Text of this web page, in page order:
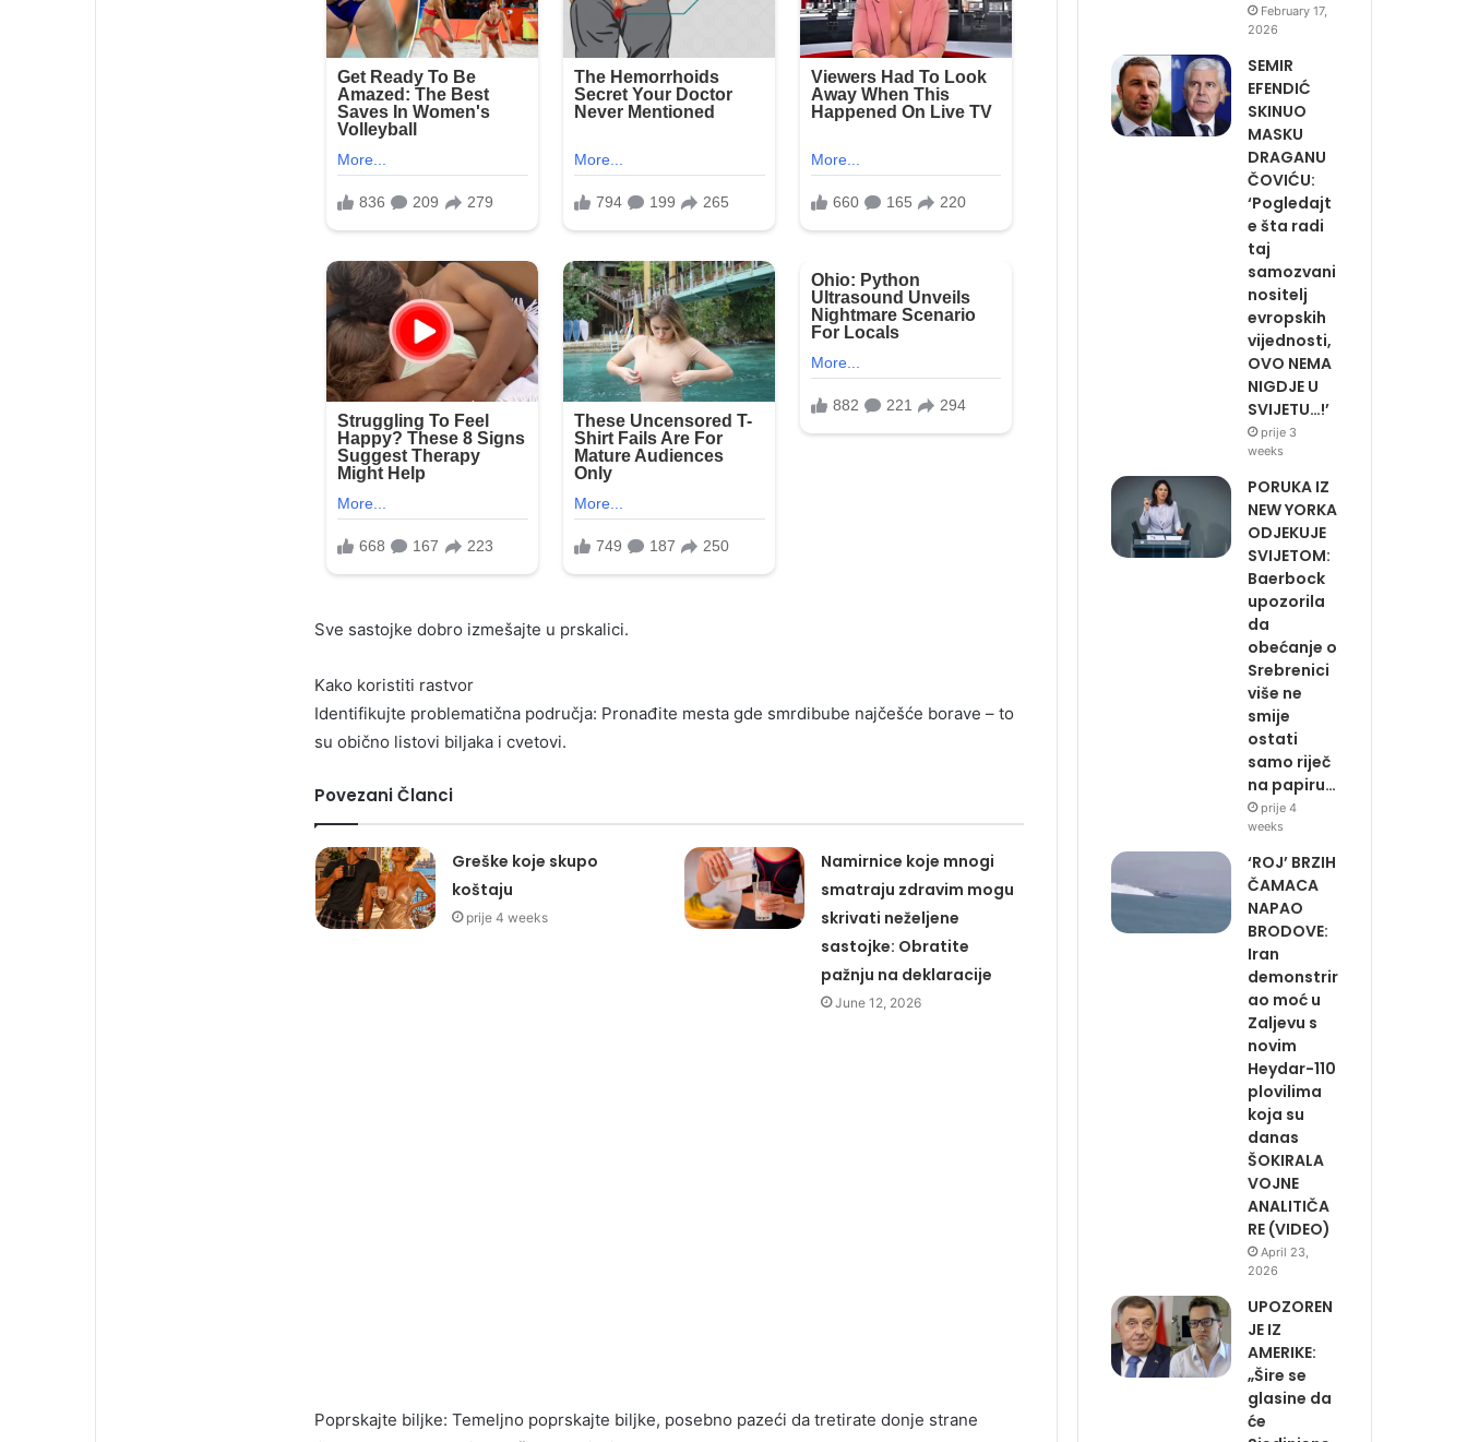
Sve sastojke dobro izmešajte u prskalici.
Kako koristiti rastvor
Identifikujte problematična područja: Pronađite mesta gde smrdibube najčešće borave – to
su obično listovi biljaka i cvetovi.
Povezani Članci
Greške koje skupo
koštaju
prije 4 weeks
Namirnice koje mnogi
smatraju zdravim mogu
skrivati neželjene
sastojke: Obratite
pažnju na deklaracije
June 12, 2026
Poprskajte biljke: Temeljno poprskajte biljke, posebno pazeći da tretirate donje strane
February 17,
2026
SEMIR
EFENDIĆ
SKINUO
MASKU
DRAGANU
ČOVIĆU:
‘Pogledajt
e šta radi
taj
samozvani
nositelj
evropskih
vijednosti,
OVO NEMA
NIGDJE U
SVIJETU…!’
prije 3
weeks
PORUKA IZ
NEW YORKA
ODJEKUJE
SVIJETOM:
Baerbock
upozorila
da
obećanje o
Srebrenici
više ne
smije
ostati
samo riječ
na papiru…
prije 4
weeks
‘ROJ’ BRZIH
ČAMACA
NAPAO
BRODOVE:
Iran
demonstrir
ao moć u
Zaljevu s
novim
Heydar-110
plovilima
koja su
danas
ŠOKIRALA
VOJNE
ANALITIČA
RE (VIDEO)
April 23,
2026
UPOZOREN
JE IZ
AMERIKE:
„Šire se
glasine da
će